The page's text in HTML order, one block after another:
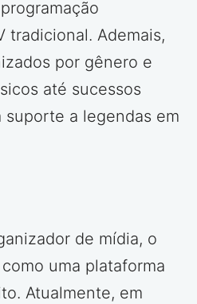
tradicional. Ademais,
por gênero e
até sucessos
a legendas em
de mídia, o
uma plataforma
Atualmente, em